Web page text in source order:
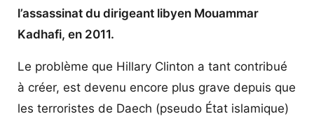
l’assassinat du dirigeant libyen Mouammar
Kadhafi, en 2011.
Le problème que Hillary Clinton a tant contribué
à créer, est devenu encore plus grave depuis que
les terroristes de Daech (pseudo État islamique)